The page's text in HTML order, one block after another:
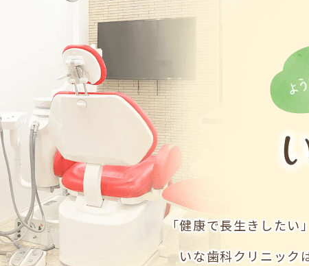
「健康で長生きしたい
いな歯科クリニック